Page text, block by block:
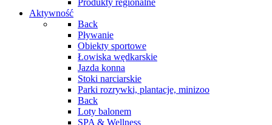
Produkty regionalne
Aktywność
Back
Pływanie
Obiekty sportowe
Łowiska wędkarskie
Jazda konna
Stoki narciarskie
Parki rozrywki, plantacje, minizoo
Back
Loty balonem
SPA & Wellness